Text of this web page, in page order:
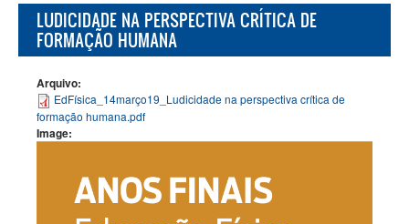
LUDICIDADE NA PERSPECTIVA CRÍTICA DE
FORMAÇÃO HUMANA
Arquivo:
EdFísica_14março19_Ludicidade na perspectiva crítica de
formação humana.pdf
Image: